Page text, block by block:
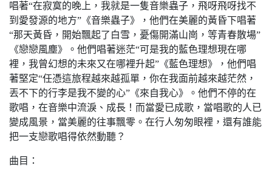
唱著“在寂寞的晚上，我就是一隻音樂蟲子，飛呀飛呀找不
到愛發源的地方”《音樂蟲子》，他們在美麗的黃昏下唱著
“那天黃昏，開始飄起了白雪，憂傷開滿山崗，等青春散場”
《戀戀風塵》。他們唱著迷茫“可是我的藍色理想現在哪
裡，我曾幻想的未來又在哪裡升起”《藍色理想》，他們唱
著堅定“任憑這旅程越來越孤單，你在我面前越來越茫然，
丟不下的行李是我不變的心”《來自我心》。他們不停的在
歌唱，在音樂中流淚、成長！而當愛已成歌，當唱歌的人已
變成風景，當美麗的往事飄零。在行人匆匆眼裡，還有誰能
把一支戀歌唱得依然動聽？
曲目：